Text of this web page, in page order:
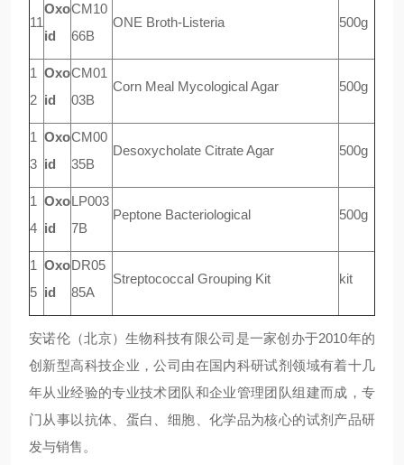
11
Oxo
id
CM10
66B
ONE Broth-Listeria 500g
1
2
Oxo
id
CM01
03B
Corn Meal Mycological Agar 500g
1
3
Oxo
id
CM00
35B
Desoxycholate Citrate Agar 500g
1
4
Oxo
id
LP003
7B
Peptone Bacteriological 500g
1
5
Oxo
id
DR05
85A
Streptococcal Grouping Kit kit
安诺伦（北京）生物科技有限公司是一家创办于2010年的
创新型高科技企业，公司由在国内科研试剂领域有着十几
年从业经验的专业技术团队和企业管理团队组建而成，专
门从事以抗体、蛋白、细胞、化学品为核心的试剂产品研
发与销售。